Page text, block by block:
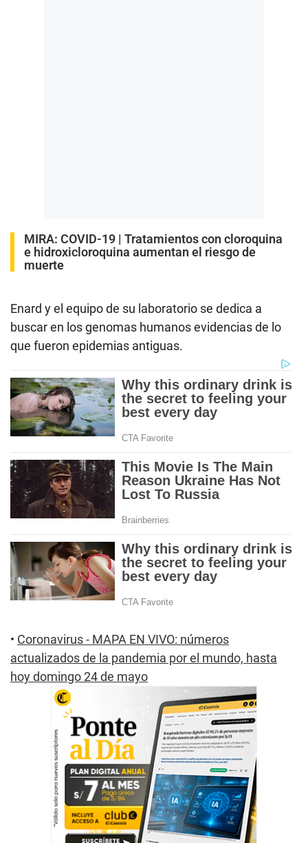
MIRA: COVID-19 | Tratamientos con cloroquina
e hidroxicloroquina aumentan el riesgo de
muerte
Enard y el equipo de su laboratorio se dedica a
buscar en los genomas humanos evidencias de lo
que fueron epidemias antiguas.
• Coronavirus - MAPA EN VIVO: números
actualizados de la pandemia por el mundo, hasta
hoy domingo 24 de mayo